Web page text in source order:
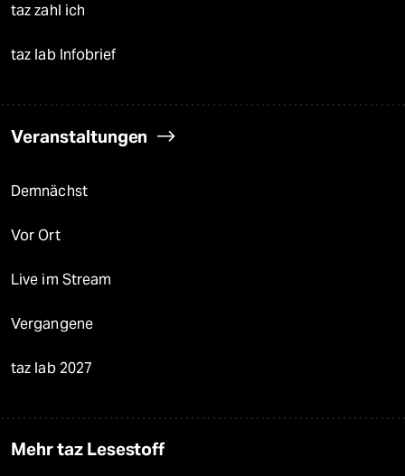
taz zahl ich
taz lab Infobrief
Veranstaltungen
Demnächst
Vor Ort
Live im Stream
Vergangene
taz lab 2027
Mehr taz Lesestoff